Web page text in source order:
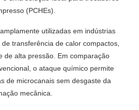
(PCHEs).
utilizadas em indústrias
transferência de calor compactos,
de alta pressão. Em comparação
o ataque químico permite
de microcanais sem desgaste da
mecânica.